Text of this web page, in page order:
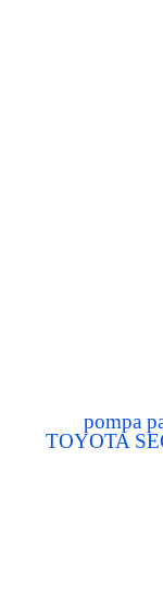
pompa
TOYOTA